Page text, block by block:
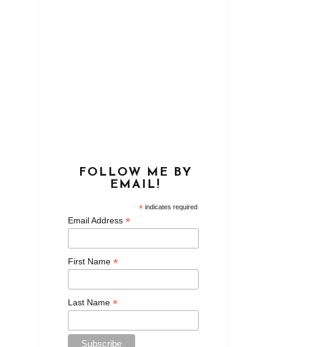
FOLLOW ME BY
EMAIL!
* indicates required
Email Address *
First Name *
Last Name *